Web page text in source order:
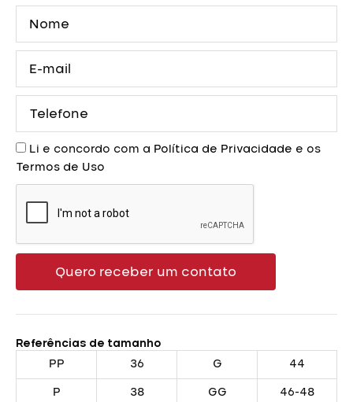
mail
Aceite
Li e concordo com a Política de Privacidade e os
Termos de Uso
Quero receber um contato
Referências de tamanho
PP
36 G 44
P 38 GG 46-48